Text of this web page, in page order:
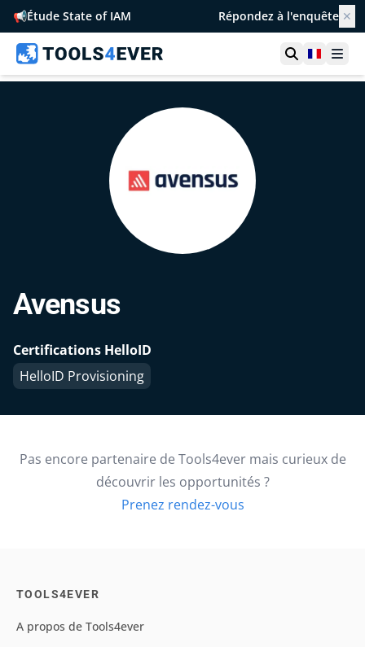
📢Étude State of IAM Répondez à l'enquête ✕
Ouvrir la
France
Avensus
Certifications HelloID
HelloID Provisioning
Pas encore partenaire de Tools4ever mais curieux de
découvrir les opportunités ?
Prenez rendez-vous
TOOLS4EVER
A propos de Tools4ever